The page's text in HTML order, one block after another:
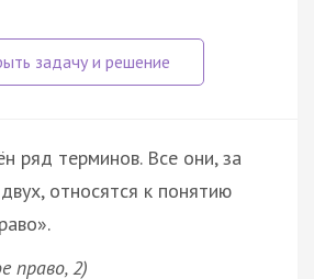
ряд терминов. Все они, за
относятся к понятию
право, 2)